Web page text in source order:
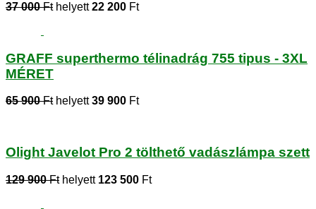
37 000 Fthelyett22 200 Ft
GRAFF superthermo télinadrág 755 tipus - 3XL
MÉRET
65 900 Fthelyett39 900 Ft
Olight Javelot Pro 2 tölthető vadászlámpa szett
129 900 Fthelyett 123 500 Ft